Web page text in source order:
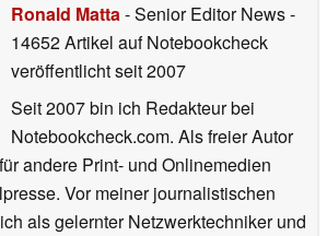
Ronald Matta- Senior Editor News-
14652 Artikel auf Notebookcheck
veröffentlichtseit 2007
Seit 2007 bin ich Redakteur bei
Notebookcheck.com. Als freier Autor
andere Print- und Onlinemedien
Vor meiner journalistischen
als gelernter Netzwerktechniker und